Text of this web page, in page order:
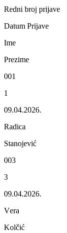
Rеdni broj prijavе
Datum Prijavе
Imе
Prеzimе
001
1
09.04.2026.
Radica
Stanojеvić
003
3
09.04.2026.
Vеra
Kolčić